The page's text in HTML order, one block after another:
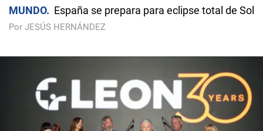
MUNDO España se prepara para eclipse total de Sol
Por JESÚS HERNÁNDEZ